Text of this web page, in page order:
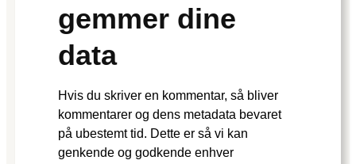
gemmer dine
data
Hvis du skriver en kommentar, så bliver
kommentarer og dens metadata bevaret
på ubestemt tid. Dette er så vi kan
genkende og godkende enhver